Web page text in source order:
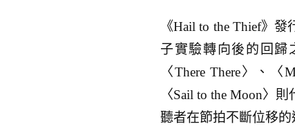
《Hail to the Thief》
子實驗轉向後的回歸
〈There There〉、
〈Sail to the Moon〉
聽者在節拍不斷位移